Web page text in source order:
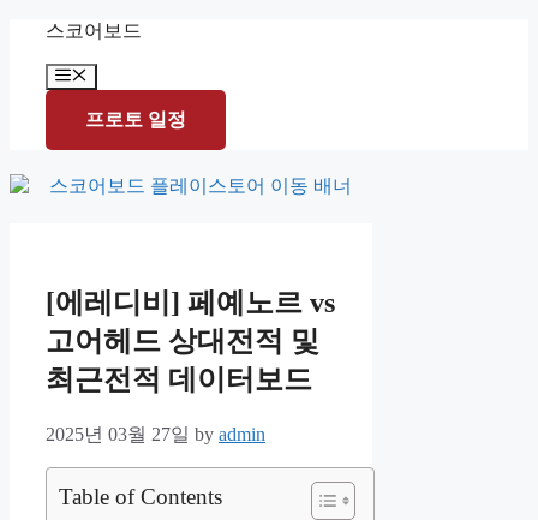
content
스코어보드
Menu
프로토 일정
[에레디비] 페예노르 vs
고어헤드 상대전적 및
최근전적 데이터보드
2025년 03월 27일 by admin
Table of Contents